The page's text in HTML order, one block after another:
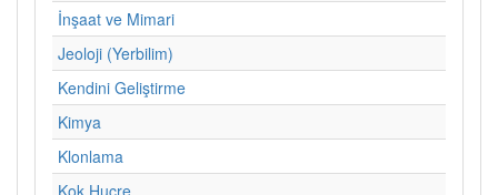
İnşaat ve Mimari
Jeoloji (Yerbilim)
Kendini Geliştirme
Kimya
Klonlama
Kok Hucre